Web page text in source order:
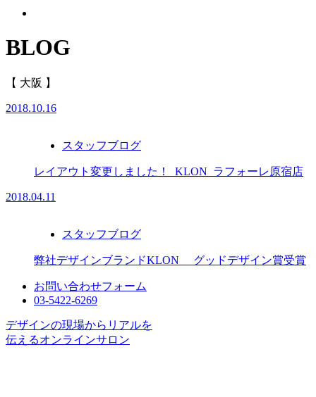
BLOG
【 大阪 】
2018.10.16
スタッフブログ
レイアウト変更しました！_KLON_ラフォーレ原宿店
2018.04.11
スタッフブログ
弊社デザインブランドKLON グッドデザイン賞受賞
お問い合わせフォーム
03-5422-6269
デザインの現場からリアルを
伝えるオンラインサロン